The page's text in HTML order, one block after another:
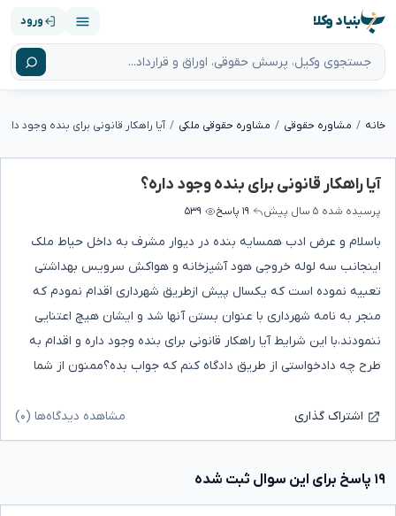
بنیاد وکلا ورود
خانه مشاوره حقوقی مشاوره حقوقی ملکی آیا راهکار قانونی برای بنده وجود
آیا راهکار قانونی برای بنده وجود داره؟
پرسیده شده ۵ سال پیش ۱۹ پاسخ ۵۳۹
باسلام و عرض ادب همسایه بنده در دیوار مشرف به داخل حیاط ملک
اینجانب سه لوله خروجی هود آشپزخانه و هواکش سرویس بهداشتی
تعبیه نموده است که یکسال پیش ازطریق شهرداری اقدام نمودم که
منجر به نامه شهرداری با عنوان بستن آنها شد و ایشان هیچ اعتنایی
ننمودند،با این شرایط آیا راهکار قانونی برای بنده وجود داره و اقدام به
طرح چه دادخواستی از طریق دادگاه کنم که جواب بده؟ممنون از شما
اشتراک گذاری مشاهده دیدگاه‌ها (۰)
۱۹ پاسخ برای این سوال ثبت شده